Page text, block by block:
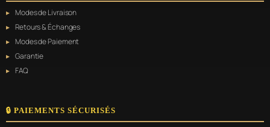
Modes de Livraison
Retours & Échanges
Modes de Paiement
Garantie
FAQ
🔒 PAIEMENTS SÉCURISÉS